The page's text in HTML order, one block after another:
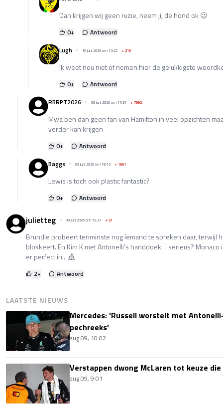
Dan krijgen wij geen ruzie, neem jij de hond ok 😉
0+
Antwoord
Lugh
10 juni 2026 om 15:22 +215
Ik weet nou niet of nemen hier de gelukkigste
0+
Antwoord
RBRPT2026
09 juni 2026 om 17:31 +7992
Mwa ben dan geen fan van Hamilton in veel opzichten
verder kan krijgen
0+
Antwoord
Baggs
09 juni 2026 om 18:10 +1661
Lewis is toch ook plastic fantastic?
0+ Antwoord
julietteg 09 juni 2026 om 13:37 +51
Brundle probeert tenminste nog íemand te spreken daar, terwijl
blokkeert. En Kim K met Antonelli’s handdoek… serieus?
er perfect in... 🎪
2+ Antwoord
LAATSTE NIEUWS
Mercedes: 'Russell worstelt met
pechreeks'
aug 09, 10:02
Verstappen dwong McLaren tot keuze
aug 09, 9:01